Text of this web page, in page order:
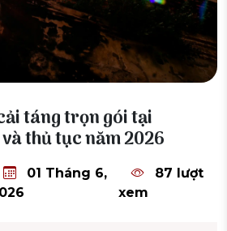
táng trọn gói tại
thủ tục năm 2026
01 Tháng 6,
87 lượt
xem